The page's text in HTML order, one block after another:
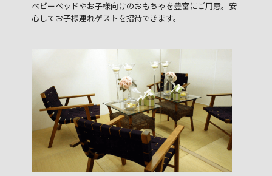
ベビーベッドやお子様向けのおもちゃを豊富にご用意。安
心してお子様連れゲストを招待できます。